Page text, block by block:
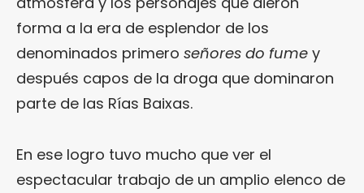
forma a la era de esplendor de los
denominados primero señores do fume y
después capos de la droga que dominaron
parte de las Rías Baixas.
En ese logro tuvo mucho que ver el
espectacular trabajo de un amplio elenco de